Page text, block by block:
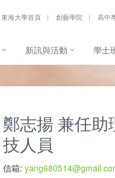
東海大學首頁 創藝學院 高中
新訊與活動 學士
鄭志揚 兼任助
技人員
信箱: